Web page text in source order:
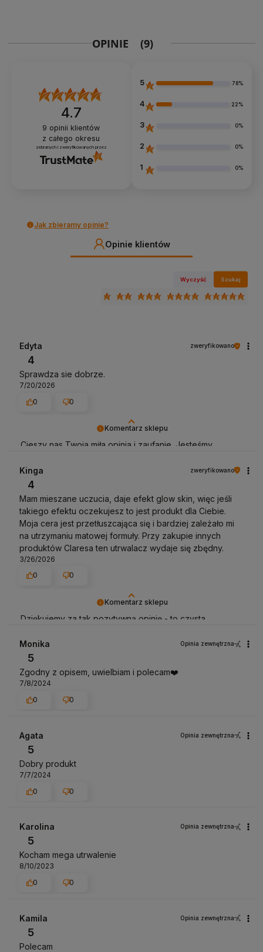
OPINIE (9)
4.7
9 opinii klientów
z całego okresu
zebranych i zweryfikowanych przez
5 78%
4 22%
3 0%
2 0%
1 0%
Jak zbieramy opinie?
Opinie klientów
Wyczyść Szukaj
Komentarz sklepu
Cieszy nas Twoja miła opinia i zaufanie. Jesteśmy
pozdrowieniami, obsługa sklepu.
Edyta zweryfikowano
4
Sprawdza sie dobrze.
7/20/2026
0
0
Komentarz sklepu
Dziękujemy za tak pozytywną opinię - to czysta
czas i wysiłek włożony w podzielenie się z nami Twoimi
doświadczeniami. Do zobaczenia!
Kinga zweryfikowano
4
Mam mieszane uczucia, daje efekt glow skin, więc jeśli
takiego efektu oczekujesz to jest produkt dla Ciebie.
Moja cera jest przetłuszcająca się i bardziej zależało mi
na utrzymaniu matowej formuły. Przy zakupie innych
produktów Claresa ten utrwalacz wydaje się zbędny.
3/26/2026
0
0
Monika Opinia zewnętrzna
5
Zgodny z opisem, uwielbiam i polecam❤️
7/8/2024
0
0
Agata Opinia zewnętrzna
5
Dobry produkt
7/7/2024
0
0
Karolina Opinia zewnętrzna
5
Kocham mega utrwalenie
8/10/2023
0
0
Kamila Opinia zewnętrzna
5
Polecam